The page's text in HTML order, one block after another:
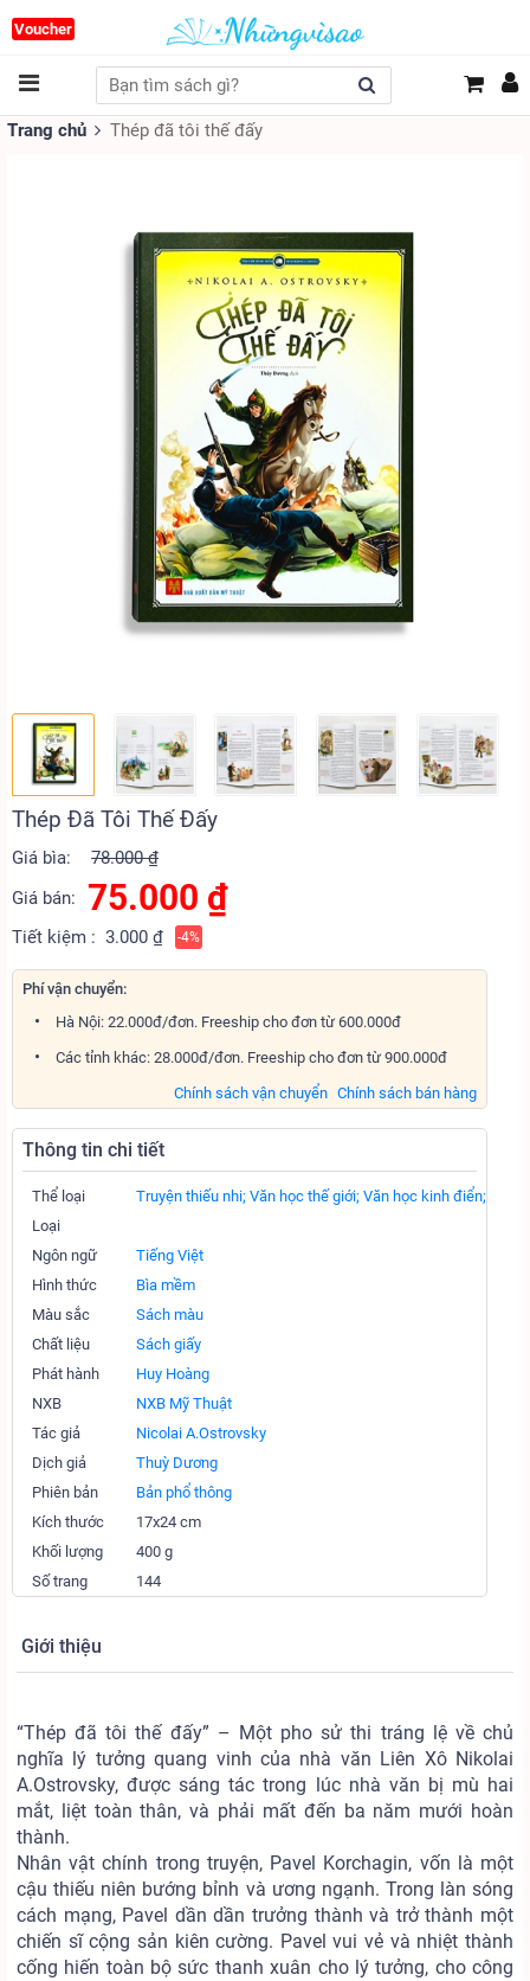
Voucher
Trang chủ Thép đã tôi thế đấy
Thép Đã Tôi Thế Đấy
Giá bìa:
78.000 ₫
Giá bán:
75.000 ₫
Tiết kiệm : 3.000 ₫ -4%
Phí vận chuyển:
Hà Nội: 22.000đ/đơn. Freeship cho đơn từ 600.000đ
Các tỉnh khác: 28.000đ/đơn. Freeship cho đơn từ 900.000đ
Chính sách bán hàng
Chính sách vận chuyển
Thông tin chi tiết
Thể loại Truyện thiếu nhi; Văn học thế giới; Văn học kinh điển;
Loại
Ngôn ngữ
Tiếng Việt
Hình thức
Bìa mềm
Màu sắc
Sách màu
Chất liệu
Sách giấy
Phát hành
Huy Hoàng
NXB
NXB Mỹ Thuật
Tác giả
Nicolai A.Ostrovsky
Dịch giả
Thuỳ Dương
Phiên bản
Bản phổ thông
Kích thước
17x24 cm
Khối lượng
400 g
Số trang
144
Giới thiệu
“Thép đã tôi thế đấy” – Một pho sử thi tráng lệ về chủ
nghĩa lý tưởng quang vinh của nhà văn Liên Xô Nikolai
A.Ostrovsky, được sáng tác trong lúc nhà văn bị mù hai
mắt, liệt toàn thân, và phải mất đến ba năm mưới hoàn
thành.
Nhân vật chính trong truyện, Pavel Korchagin, vốn là một
cậu thiếu niên bướng bỉnh và ương ngạnh. Trong làn sóng
cách mạng, Pavel dần dần trưởng thành và trở thành một
chiến sĩ cộng sản kiên cường. Pavel vui vẻ và nhiệt thành
cống hiến toàn bộ sức thanh xuân cho lý tưởng, cho công